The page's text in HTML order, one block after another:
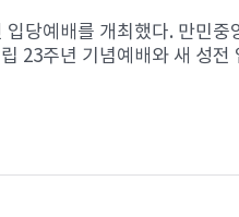
당예배를 개최했다. 만민
23주년 기념예배와 새 성전